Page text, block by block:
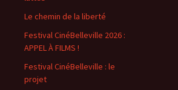
Le chemin de la liberté
Festival CinéBelleville 2026 :
APPEL À FILMS !
Festival CinéBelleville : le
projet